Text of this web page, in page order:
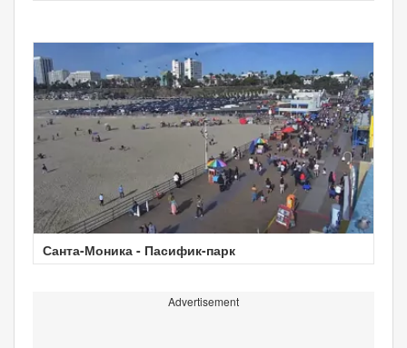
Санта-Моника - Пасифик-парк
Advertisement